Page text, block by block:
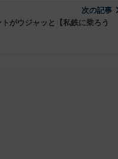
次の記事
がウジャッと【私鉄に乗ろう